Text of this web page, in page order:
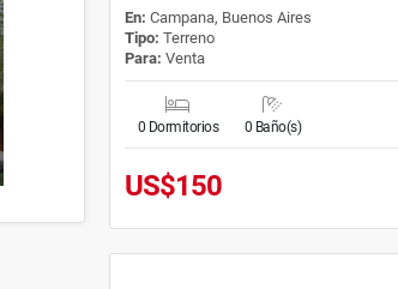
En: Campana, Buenos Aires
Tipo: Terreno
Para: Venta
0 Dormitorios 0 Baño(s)
US$150